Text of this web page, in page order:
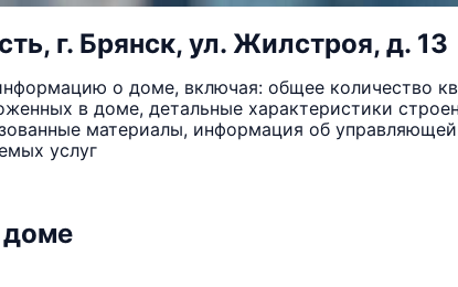
г. Брянск, ул. Жилстроя, д. 13
о доме, включая: общее количество
в доме, детальные характеристики
материалы, информация об
услуг